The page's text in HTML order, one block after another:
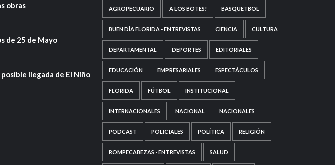
obras
de 25 de Mayo
llegada de El Niño
AGROPECUARIO A LOS BOTES! BASQUETBOL
BUEN DÍA FLORIDA - ENTREVISTAS CIENCIA CULTURA
DEPARTAMENTAL DEPORTES EDITORIALES
EDUCACIÓN EMPRESARIALES ESPECTÁCULOS
FLORIDA FÚTBOL INSTITUCIONAL
INTERNACIONALES NACIONAL NACIONALES
PODCAST POLICIALES POLÍTICA RELIGIÓN
ROMPECABEZAS - ENTREVISTAS SALUD